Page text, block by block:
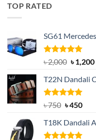
TOP RATED
SG61
Rated5.00
out of 5
৳2,000 Original
was:
৳ 2,000.
৳1,200
T22N Dandali
Rated5.00
৳750 Original
was:
৳ 750.
৳450
is:
৳ 450.
T18K Dandali